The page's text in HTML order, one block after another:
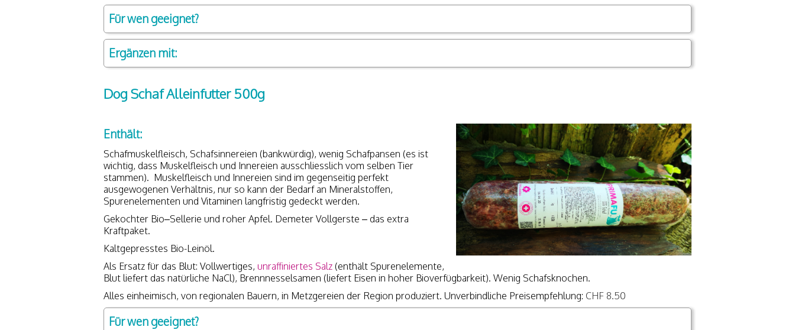
Für wen geeignet?
Ergänzen mit:
Dog Schaf Alleinfutter 500g
Enthält:
Schafmuskelfleisch, Schafsinnereien (bankwürdig), wenig Schafpansen (es ist
wichtig, dass Muskelfleisch und Innereien ausschliesslich vom selben Tier
stammen). Muskelfleisch und Innereien sind im gegenseitig perfekt
ausgewogenen Verhältnis, nur so kann der Bedarf an Mineralstoffen,
Spurenelementen und Vitaminen langfristig gedeckt werden.
Gekochter Bio–Sellerie und roher Apfel. Demeter Vollgerste – das extra
Kraftpaket.
Kaltgepresstes Bio-Leinöl.
Als Ersatz für das Blut: Vollwertiges, unraffiniertes Salz (enthält Spurenelemente,
Blut liefert das natürliche NaCl), Brennnesselsamen (liefert Eisen in hoher Bioverfügbarkeit). Wenig Schafsknochen.
Alles einheimisch, von regionalen Bauern, in Metzgereien der Region produziert. Unverbindliche Preisempfehlung: CHF 8.50
Für wen geeignet?